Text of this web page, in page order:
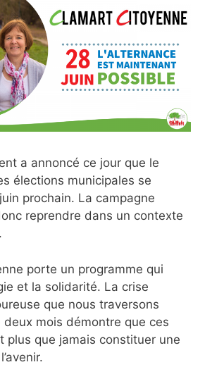
a annoncé ce jour que le
élections municipales se
prochain. La campagne
reprendre dans un contexte
porte un programme qui
et la solidarité. La crise
que nous traversons
mois démontre que ces
plus que jamais constituer une